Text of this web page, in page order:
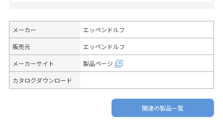
メーカー エッペンドルフ
販売元 エッペンドルフ
メーカーサイト 製品ページ
カタログダウンロード
関連の製品一覧